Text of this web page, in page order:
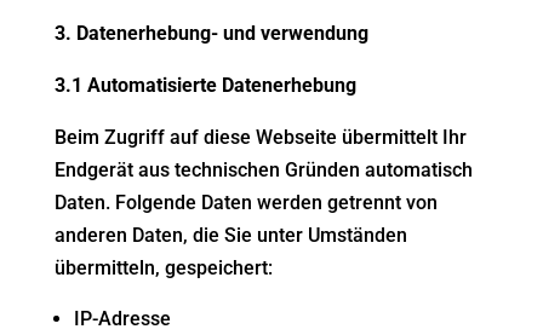
3. Datenerhebung- und verwendung
3.1 Automatisierte Datenerhebung
Beim Zugriff auf diese Webseite übermittelt Ihr
Endgerät aus technischen Gründen automatisch
Daten. Folgende Daten werden getrennt von
anderen Daten, die Sie unter Umständen
übermitteln, gespeichert:
IP-Adresse